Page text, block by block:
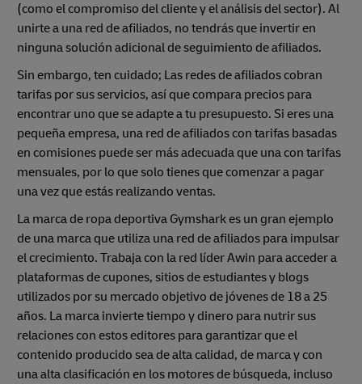
(como el compromiso del cliente y el análisis del sector). Al
unirte a una red de afiliados, no tendrás que invertir en
ninguna solución adicional de seguimiento de afiliados.
Sin embargo, ten cuidado; Las redes de afiliados cobran
tarifas por sus servicios, así que compara precios para
encontrar uno que se adapte a tu presupuesto. Si eres una
pequeña empresa, una red de afiliados con tarifas basadas
en comisiones puede ser más adecuada que una con tarifas
mensuales, por lo que solo tienes que comenzar a pagar
una vez que estás realizando ventas.
La marca de ropa deportiva Gymshark es un gran ejemplo
de una marca que utiliza una red de afiliados para impulsar
el crecimiento. Trabaja con la red líder Awin para acceder a
plataformas de cupones, sitios de estudiantes y blogs
utilizados por su mercado objetivo de jóvenes de 18 a 25
años. La marca invierte tiempo y dinero para nutrir sus
relaciones con estos editores para garantizar que el
contenido producido sea de alta calidad, de marca y con
una alta clasificación en los motores de búsqueda, incluso